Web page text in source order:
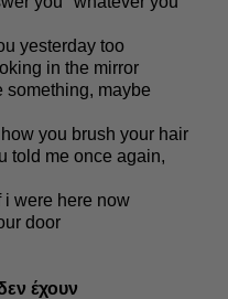
yesterday too
in the mirror
something, maybe
you brush your hair
told me once again,
i were here now
door
έχουν